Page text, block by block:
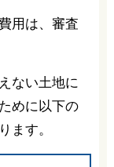
用は、審査
ない土地に
めに以下の
ます。